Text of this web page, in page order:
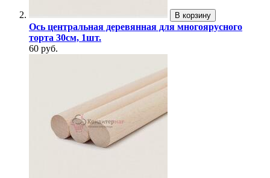
В корзину
Ось центральная деревянная для многоярусного
торта 30см, 1шт.
60 руб.